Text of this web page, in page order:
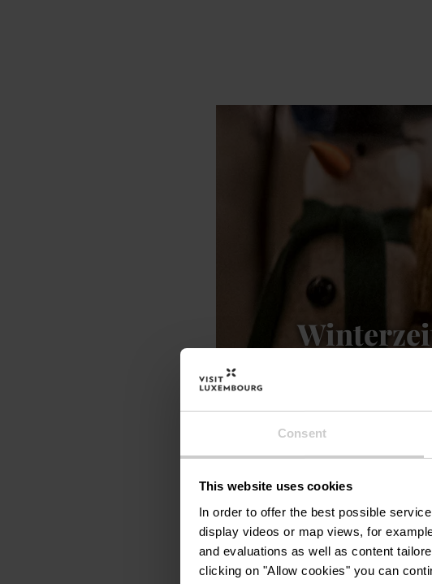
Consent
This website uses cookies
In order to offer the best possible
display videos or map views, for
and evaluations as well as content
clicking on "Allow cookies" you can
©Pancake! Photographie
Mehr erfahren